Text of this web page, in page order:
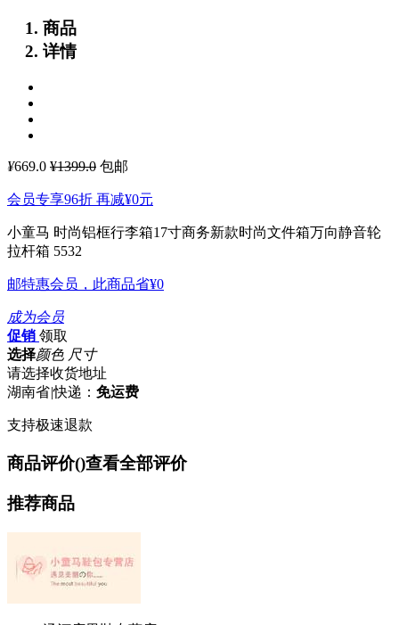
商品
详情
¥669.0 ¥1399.0 包邮
会员专享96折 再减¥0元
小童马 时尚铝框行李箱17寸商务新款时尚文件箱万向静音轮
拉杆箱 5532
邮特惠会员，此商品省¥0
成为会员
促销 领取
选择颜色 尺寸
请选择收货地址
湖南省|快递： 免运费
支持极速退款
商品评价()查看全部评价
推荐商品